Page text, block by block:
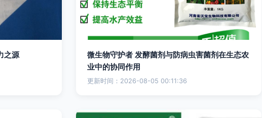
之源
微生物守护者 发酵菌剂与防病虫害菌剂在生态农
业中的协同作用
更新时间：2026-08-05 00:11:36